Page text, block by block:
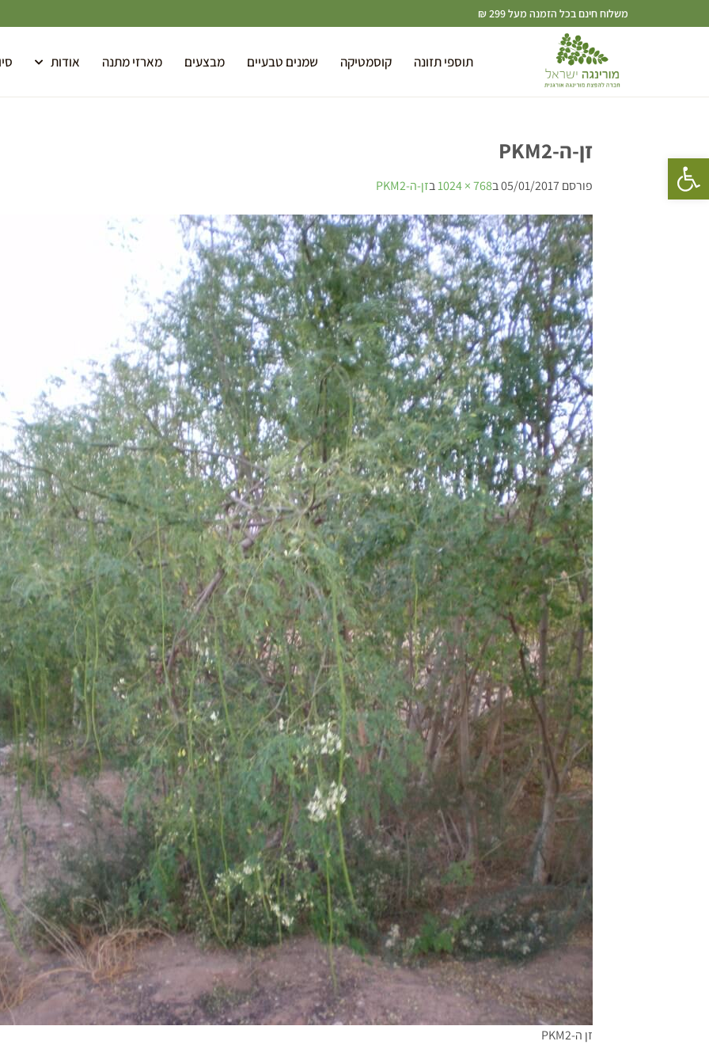
פתח סרגל נגישות
משלוח חינם בכל הזמנה מעל 299 ₪
תוספי תזונה קוסמטיקה שמנים טבעיים מבצעים מארזי מתנה אודות
זן-ה-PKM2
פורסם05/01/2017ב768 × 1024 בזן-ה-PKM2
זן ה-PKM2